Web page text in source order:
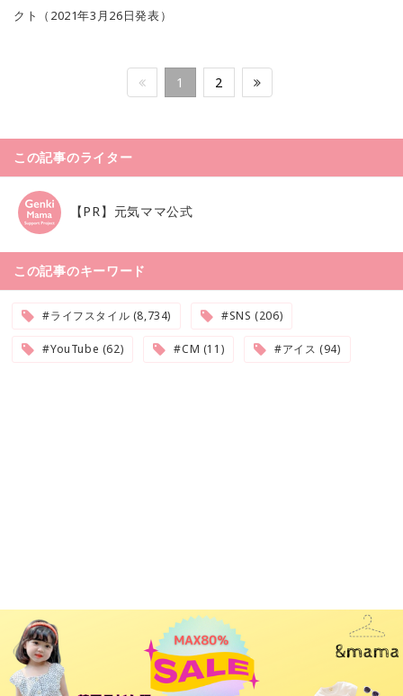
クト（2021年3月26日発表）
1 2
この記事のライター
【PR】元気ママ公式
この記事のキーワード
#ライフスタイル (8,734) #SNS (206)
#YouTube (62) #CM (11) #アイス (94)